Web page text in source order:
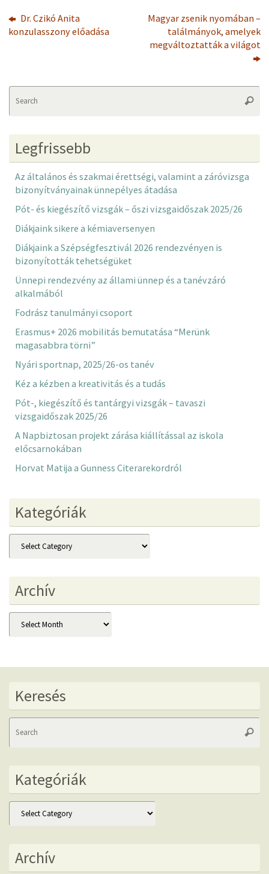
Dr. Czikó Anita
konzulasszony előadása
Magyar zsenik nyomában –
találmányok, amelyek
megváltoztatták a világot
Legfrissebb
Az általános és szakmai érettségi, valamint a záróvizsga
bizonyítványainak ünnepélyes átadása
Pót- és kiegészítő vizsgák – őszi vizsgaidőszak 2025/26
Diákjaink sikere a kémiaversenyen
Diákjaink a Szépségfesztivál 2026 rendezvényen is
bizonyították tehetségüket
Ünnepi rendezvény az állami ünnep és a tanévzáró
alkalmából
Fodrász tanulmányi csoport
Erasmus+ 2026 mobilitás bemutatása “Merünk
magasabbra törni”
Nyári sportnap, 2025/26-os tanév
Kéz a kézben a kreativitás és a tudás
Pót-, kiegészítő és tantárgyi vizsgák – tavaszi
vizsgaidőszak 2025/26
A Napbiztosan projekt zárása kiállítással az iskola
előcsarnokában
Horvat Matija a Gunness Citerarekordról
Kategóriák
Kategóriák
Archív
Archív
Keresés
Kategóriák
Kategóriák
Archív